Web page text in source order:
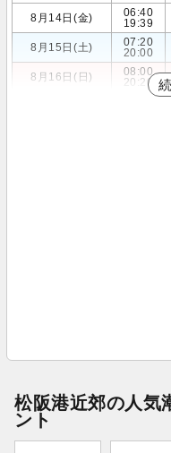
8月14日(金)
06:40
19:39
8月15日(土)
07:20
20:00
8月16日(日)
08:00
20:20
松阪港近郊の人気
ント